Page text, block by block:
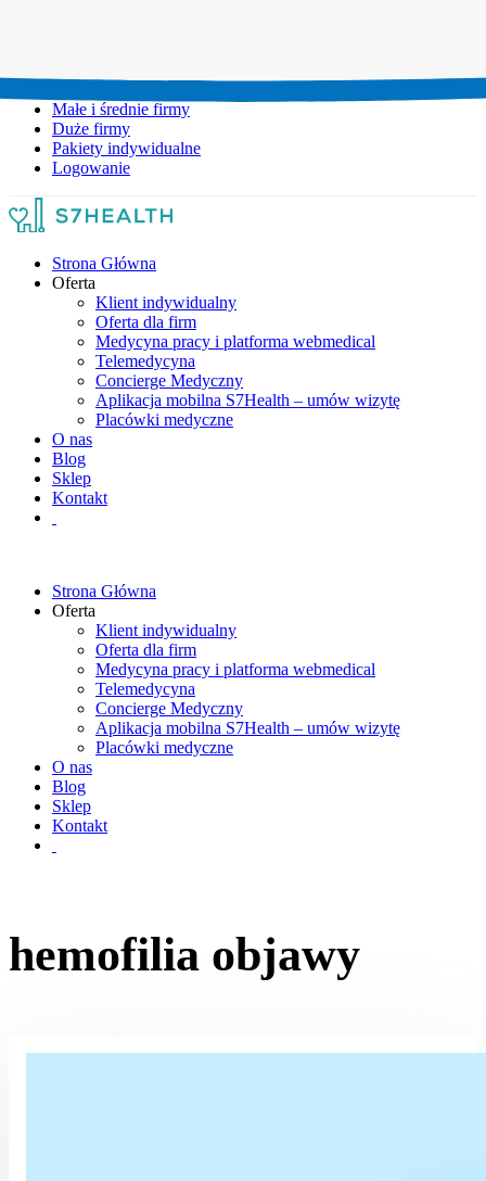
Małe i średnie firmy
Duże firmy
Pakiety indywidualne
Logowanie
Strona Główna
Oferta
Klient indywidualny
Oferta dla firm
Medycyna pracy i platforma webmedical
Telemedycyna
Concierge Medyczny
Aplikacja mobilna S7Health – umów wizytę
Placówki medyczne
O nas
Blog
Sklep
Kontakt
Strona Główna
Oferta
Klient indywidualny
Oferta dla firm
Medycyna pracy i platforma webmedical
Telemedycyna
Concierge Medyczny
Aplikacja mobilna S7Health – umów wizytę
Placówki medyczne
O nas
Blog
Sklep
Kontakt
hemofilia objawy